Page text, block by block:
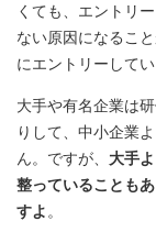
くても、エントリ
ない原因になるこ
にエントリーして
大手や有名企業は
りして、中小企業
ん。ですが、 大手
整っていることも
すよ 。